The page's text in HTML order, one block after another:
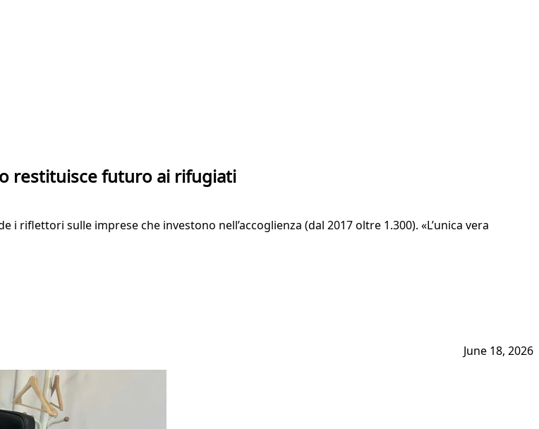
restituisce futuro ai rifugiati
riflettori sulle imprese che investono nell’accoglienza (dal 2017 oltre 1.300). «L’unica vera
June 18, 2026